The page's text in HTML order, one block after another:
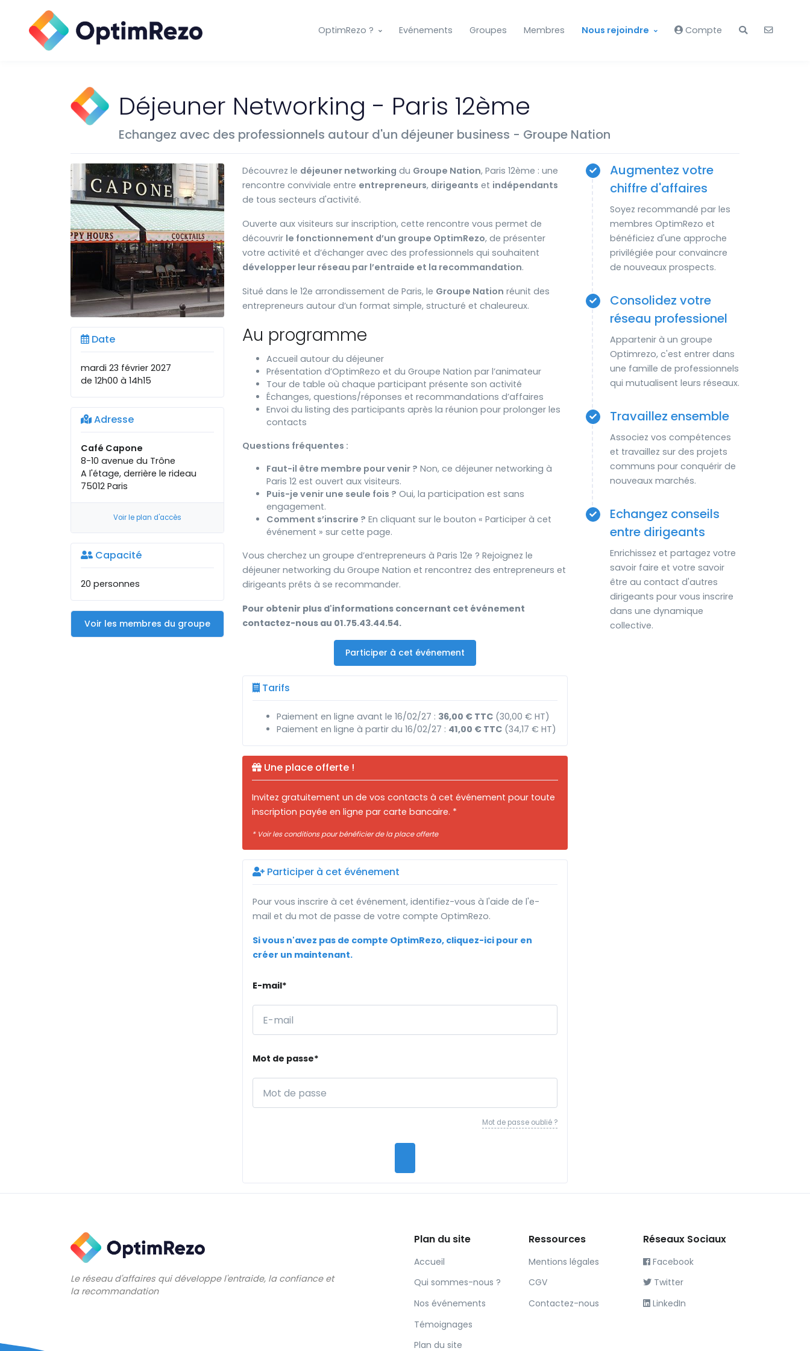
OptimRezo ? Evénements Groupes Membres Nous rejoindre Compte
Déjeuner Networking - Paris 12ème
Echangez avec des professionnels autour d'un déjeuner business - Groupe Nation
Date
mardi 23 février 2027
de 12h00 à 14h15
Adresse
Café Capone
8-10 avenue du Trône
A l'étage, derrière le rideau
75012 Paris
Voir le plan d'accès
Capacité
20 personnes
Voir les membres du groupe
Découvrez le déjeuner networking du Groupe Nation, Paris 12ème : une
rencontre conviviale entre entrepreneurs, dirigeants et indépendants
de tous secteurs d'activité.
Ouverte aux visiteurs sur inscription, cette rencontre vous permet de
découvrir le fonctionnement d’un groupe OptimRezo, de présenter
votre activité et d’échanger avec des professionnels qui souhaitent
développer leur réseau par l’entraide et la recommandation.
Situé dans le 12e arrondissement de Paris, le Groupe Nation réunit des
entrepreneurs autour d’un format simple, structuré et chaleureux.
Au programme
Accueil autour du déjeuner
Présentation d’OptimRezo et du Groupe Nation par l’animateur
Tour de table où chaque participant présente son activité
Échanges, questions/réponses et recommandations d’affaires
Envoi du listing des participants après la réunion pour prolonger les
contacts
Questions fréquentes :
Faut-il être membre pour venir ? Non, ce déjeuner networking à
Paris 12 est ouvert aux visiteurs.
Puis-je venir une seule fois ? Oui, la participation est sans
engagement.
Comment s’inscrire ? En cliquant sur le bouton « Participer à cet
événement » sur cette page.
Vous cherchez un groupe d’entrepreneurs à Paris 12e ? Rejoignez le
déjeuner networking du Groupe Nation et rencontrez des entrepreneurs et
dirigeants prêts à se recommander.
Pour obtenir plus d'informations concernant cet événement
contactez-nous au 01.75.43.44.54.
Participer à cet événement
Tarifs
Paiement en ligne avant le 16/02/27 : 36,00 € TTC (30,00 € HT)
Paiement en ligne à partir du 16/02/27 : 41,00 € TTC (34,17 € HT)
Une place offerte !
Invitez gratuitement un de vos contacts à cet événement pour toute
inscription payée en ligne par carte bancaire. *
* Voir les conditions pour bénéficier de la place offerte
Participer à cet événement
Pour vous inscrire à cet événement, identifiez-vous à l'aide de l'e-
mail et du mot de passe de votre compte OptimRezo.
Si vous n'avez pas de compte OptimRezo, cliquez-ici pour en
créer un maintenant.
E-mail*
Mot de passe*
Mot de passe oublié ?
Augmentez votre
chiffre d'affaires
Soyez recommandé par les
membres OptimRezo et
bénéficiez d'une approche
privilégiée pour convaincre
de nouveaux prospects.
Consolidez votre
réseau professionel
Appartenir à un groupe
Optimrezo, c'est entrer dans
une famille de professionnels
qui mutualisent leurs réseaux.
Travaillez ensemble
Associez vos compétences
et travaillez sur des projets
communs pour conquérir de
nouveaux marchés.
Echangez conseils
entre dirigeants
Enrichissez et partagez votre
savoir faire et votre savoir
être au contact d'autres
dirigeants pour vous inscrire
dans une dynamique
collective.
Le réseau d'affaires qui développe l'entraide, la confiance et
la recommandation
Plan du site
Accueil
Qui sommes-nous ?
Nos événements
Témoignages
Plan du site
Ressources
Mentions légales
CGV
Contactez-nous
Réseaux Sociaux
Facebook
Twitter
LinkedIn